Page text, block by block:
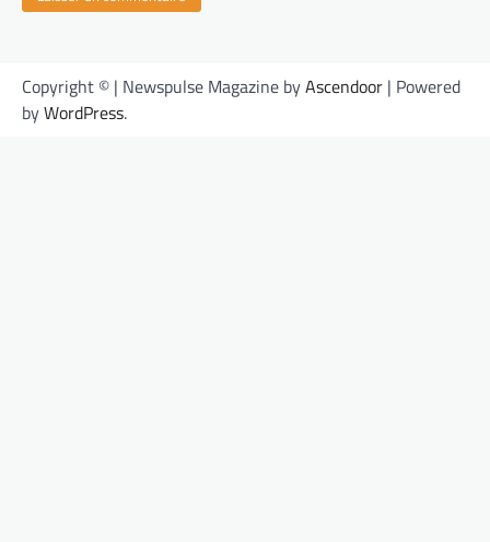
Copyright © | Newspulse Magazine byAscendoor | Powered
byWordPress.